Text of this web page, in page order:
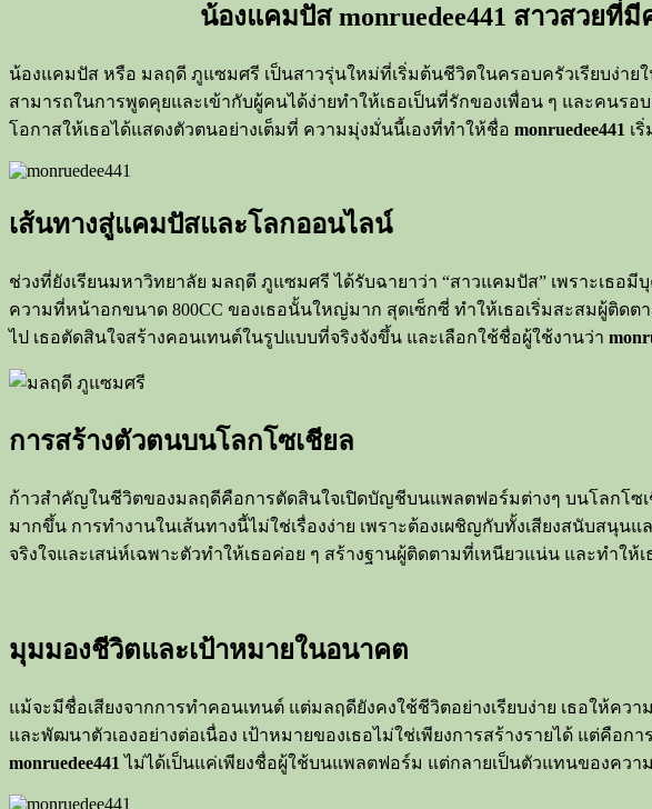
น้องแคมปัส monruedee441 สาวสวยที่
น้องแคมปัส หรือ มลฤดี ภูแซมศรี เป็นสาวรุ่นใหม่ที่เริ่มต้นชีวิตในครอบครัวเรียบง่าย
สามารถในการพูดคุยและเข้ากับผู้คนได้ง่ายทำให้เธอเป็นที่รักของเพื่อน ๆ และคน
โอกาสให้เธอได้แสดงตัวตนอย่างเต็มที่ ความมุ่งมั่นนี้เองที่ทำให้ชื่อ monruedee441 เ
เส้นทางสู่แคมปัสและโลกออนไลน์
ช่วงที่ยังเรียนมหาวิทยาลัย มลฤดี ภูแซมศรี ได้รับฉายาว่า “สาวแคมปัส” เพราะเธ
ความที่หน้าอกขนาด 800CC ของเธอนั้นใหญ่มาก สุดเซ็กซี่ ทำให้เธอเริ่มสะสมผู้ติด
ไป เธอตัดสินใจสร้างคอนเทนต์ในรูปแบบที่จริงจังขึ้น และเลือกใช้ชื่อผู้ใช้งานว่า
การสร้างตัวตนบนโลกโซเชียล
ก้าวสำคัญในชีวิตของมลฤดีคือการตัดสินใจเปิดบัญชีบนแพลตฟอร์มต่างๆ บนโลกโซเชี
มากขึ้น การทำงานในเส้นทางนี้ไม่ใช่เรื่องง่าย เพราะต้องเผชิญกับทั้งเสียงสนับสนุน
จริงใจและเสน่ห์เฉพาะตัวทำให้เธอค่อย ๆ สร้างฐานผู้ติดตามที่เหนียวแน่น และทำให้
มุมมองชีวิตและเป้าหมายในอนาคต
แม้จะมีชื่อเสียงจากการทำคอนเทนต์ แต่มลฤดียังคงใช้ชีวิตอย่างเรียบง่าย เธอให้ค
และพัฒนาตัวเองอย่างต่อเนื่อง เป้าหมายของเธอไม่ใช่เพียงการสร้างรายได้ แต่คื
monruedee441 ไม่ได้เป็นแค่เพียงชื่อผู้ใช้บนแพลตฟอร์ม แต่กลายเป็นตัวแทนของควา